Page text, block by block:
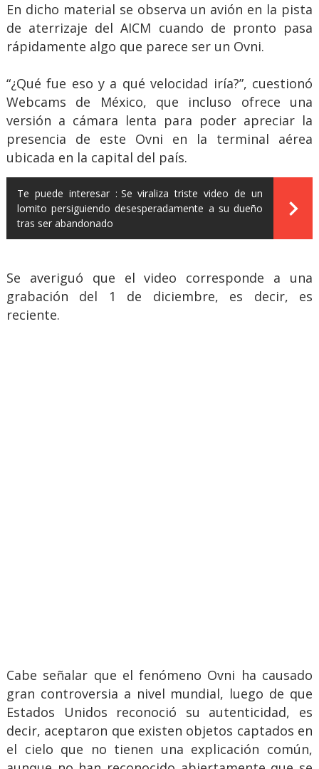
En dicho material se observa un avión en la pista
de aterrizaje del AICM cuando de pronto pasa
rápidamente algo que parece ser un Ovni.
“¿Qué fue eso y a qué velocidad iría?”, cuestionó
Webcams de México, que incluso ofrece una
versión a cámara lenta para poder apreciar la
presencia de este Ovni en la terminal aérea
ubicada en la capital del país.
Te puede interesar : Se viraliza triste video de un
lomito persiguiendo desesperadamente a su dueño
tras ser abandonado
Se averiguó que el video corresponde a una
grabación del 1 de diciembre, es decir, es
reciente.
Cabe señalar que el fenómeno Ovni ha causado
gran controversia a nivel mundial, luego de que
Estados Unidos reconoció su autenticidad, es
decir, aceptaron que existen objetos captados en
el cielo que no tienen una explicación común,